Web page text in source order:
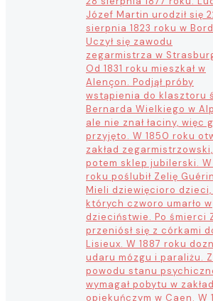
Józef Martin urodził się
sierpnia 1823 roku w
Uczył się zawodu
zegarmistrza w
Od 1831 roku mieszkał w
Alençon. Podjął próby
wstąpienia do klasztoru
Bernarda Wielkiego w
ale nie znał łaciny, więc
przyjęto. W 1850 roku
zakład
potem sklep jubilerski. W
roku poślubił Zelię
Mieli dziewięcioro dzieci,
których czworo umarło w
dzieciństwie. Po śmierci
przeniósł się z córkami
Lisieux. W 1887 roku
udaru mózgu i paraliżu. Z
powodu stanu
wymagał pobytu w
opiekuńczym w Caen. W